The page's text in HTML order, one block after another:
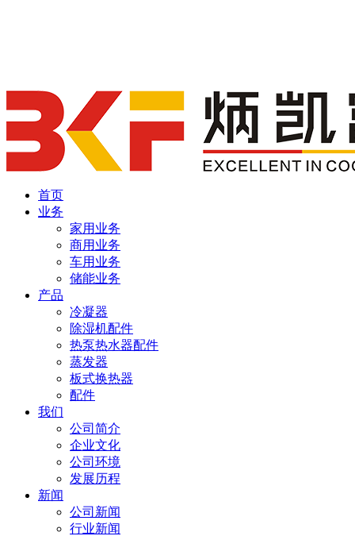
首页
业务
家用业务
商用业务
车用业务
储能业务
产品
冷凝器
除湿机配件
热泵热水器配件
蒸发器
板式换热器
配件
我们
公司简介
企业文化
公司环境
发展历程
新闻
公司新闻
行业新闻